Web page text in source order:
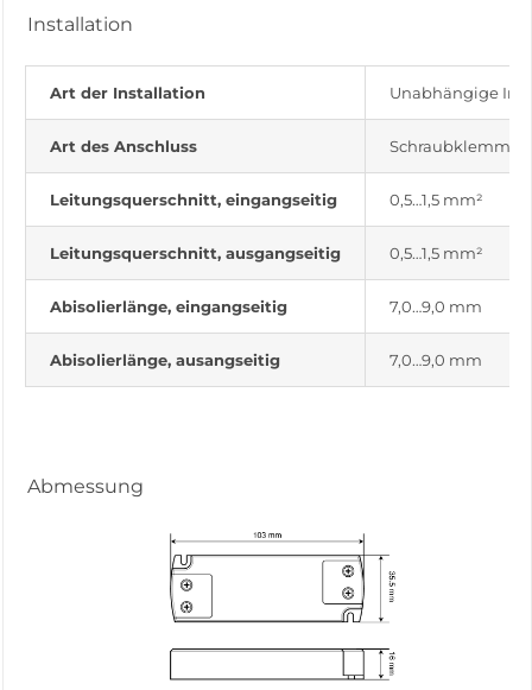
Installation
Art der Installation Unabhängige
Art des Anschluss Schraubklemme
Leitungsquerschnitt, eingangseitig 0,5…1,5 mm²
Leitungsquerschnitt, ausgangseitig 0,5…1,5 mm²
Abisolierlänge, eingangseitig 7,0…9,0 mm
Abisolierlänge, ausangseitig 7,0…9,0 mm
Abmessung